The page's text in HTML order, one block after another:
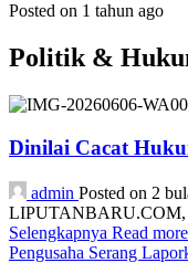
Posted on 1 tahun ago
Politik &
Dinilai Cacat
admin Posted on 2
LIPUTANBARU.COM,
Selengkapnya Read
Pengusaha Serang